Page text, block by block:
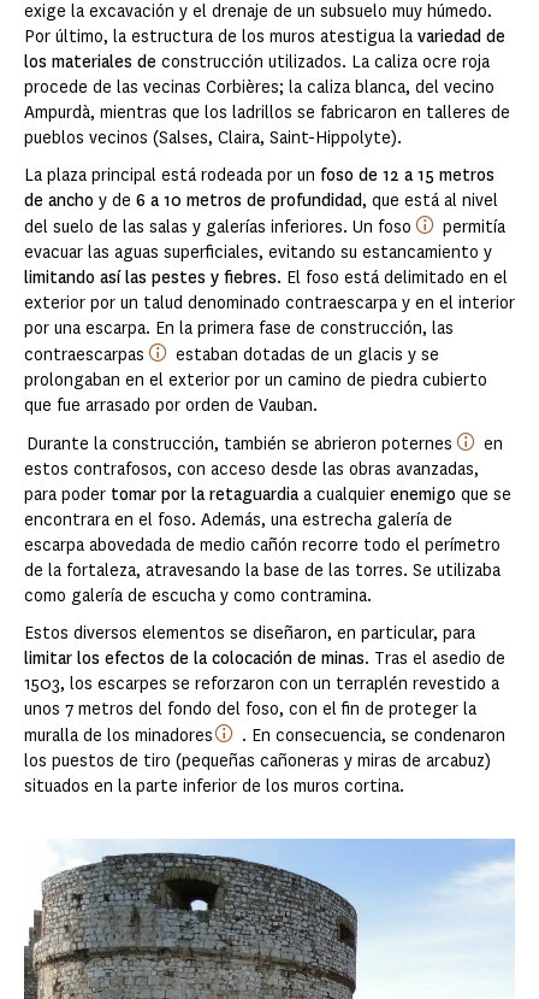
exige la excavación y el drenaje de un subsuelo muy húmedo.
Por último, la estructura de los muros atestigua la variedad de
los materiales de construcción utilizados. La caliza ocre roja
procede de las vecinas Corbières; la caliza blanca, del vecino
Ampurdà, mientras que los ladrillos se fabricaron en talleres de
pueblos vecinos (Salses, Claira, Saint-Hippolyte).
La plaza principal está rodeada por un foso de 12 a 15 metros
de ancho y de 6 a 10 metros de profundidad, que está al nivel
del suelo de las salas y galerías inferiores. Un foso
permitía
evacuar las aguas superficiales, evitando su estancamiento y
limitando así las pestes y fiebres. El foso está delimitado en el
exterior por un talud denominado contraescarpa y en el interior
por una escarpa. En la primera fase de construcción, las
contraescarpas
estaban dotadas de un glacis y se
prolongaban en el exterior por un camino de piedra cubierto
que fue arrasado por orden de Vauban.
Durante la construcción, también se abrieron poternes
en
estos contrafosos, con acceso desde las obras avanzadas,
para poder tomar por la retaguardia a cualquier enemigo que se
encontrara en el foso. Además, una estrecha galería de
escarpa abovedada de medio cañón recorre todo el perímetro
de la fortaleza, atravesando la base de las torres. Se utilizaba
como galería de escucha y como contramina.
Estos diversos elementos se diseñaron, en particular, para
limitar los efectos de la colocación de minas. Tras el asedio de
1503, los escarpes se reforzaron con un terraplén revestido a
unos 7 metros del fondo del foso, con el fin de proteger la
muralla de los minadores
. En consecuencia, se condenaron
los puestos de tiro (pequeñas cañoneras y miras de arcabuz)
situados en la parte inferior de los muros cortina.